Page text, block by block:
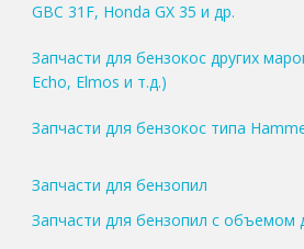
GBC 31F, Honda GX 35 и др.
Запчасти для бензокос других
Echo, Elmos и т.д.)
Запчасти для бензокос типа
Запчасти для бензопил
Запчасти для бензопил с объемом